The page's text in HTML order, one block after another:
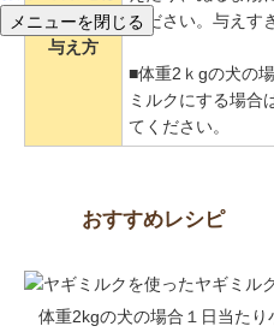
メニューを閉じる
与え方
ください。与えす
■体重2ｋgの犬の
ミルクにする場合
てください。
おすすめレシピ
体重2kgの犬の場合１日当た